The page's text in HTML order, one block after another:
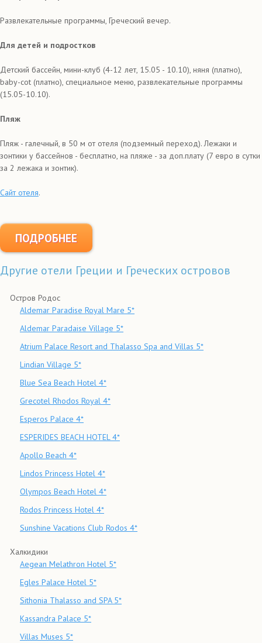
Развлекательные программы, Греческий вечер.
Для детей и подростков
Детский бассейн, мини-клуб (4-12 лет, 15.05 - 10.10), няня (платно),
baby-cot (платно), специальное меню, развлекательные программы
(15.05-10.10).
Пляж
Пляж - галечный, в 50 м от отеля (подземный переход). Лежаки и
зонтики у бассейнов - бесплатно, на пляже - за доп.плату (7 евро в сутки
за 2 лежака и зонтик).
Сайт отеля.
ПОДРОБНЕЕ
Другие отели Греции и Греческих островов
Остров Родос
Aldemar Paradise Royal Mare 5*
Aldemar Paradaise Village 5*
Atrium Palace Resort and Thalasso Spa and Villas 5*
Lindian Village 5*
Blue Sea Beach Hotel 4*
Grecotel Rhodos Royal 4*
Esperos Palace 4*
ESPERIDES BEACH HOTEL 4*
Apollo Beach 4*
Lindos Princess Hotel 4*
Olympos Beach Hotel 4*
Rodos Princess Hotel 4*
Sunshine Vacations Club Rodos 4*
Халкидики
Aegean Melathron Hotel 5*
Egles Palace Hotel 5*
Sithonia Thalasso and SPA 5*
Kassandra Palace 5*
Villas Muses 5*